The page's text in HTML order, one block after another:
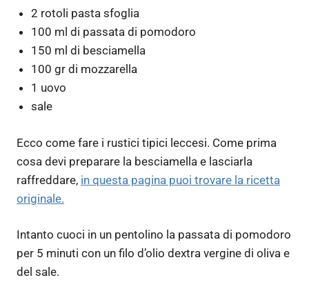
2 rotoli pasta sfoglia
100 ml di passata di pomodoro
150 ml di besciamella
100 gr di mozzarella
1 uovo
sale
Ecco come fare i rustici tipici leccesi. Come prima
cosa devi preparare la besciamella e lasciarla
raffreddare, in questa pagina puoi trovare la ricetta
originale.
Intanto cuoci in un pentolino la passata di pomodoro
per 5 minuti con un filo d’olio dextra vergine di oliva e
del sale.